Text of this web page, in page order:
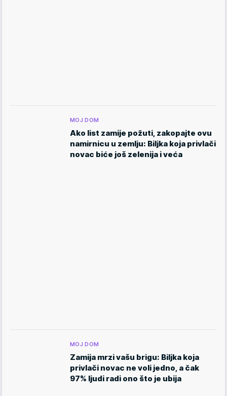
MOJ DOM
Ako list zamije požuti, zakopajte ovu
namirnicu u zemlju: Biljka koja privlači
novac biće još zelenija i veća
MOJ DOM
Zamija mrzi vašu brigu: Biljka koja
privlači novac ne voli jedno, a čak
97% ljudi radi ono što je ubija